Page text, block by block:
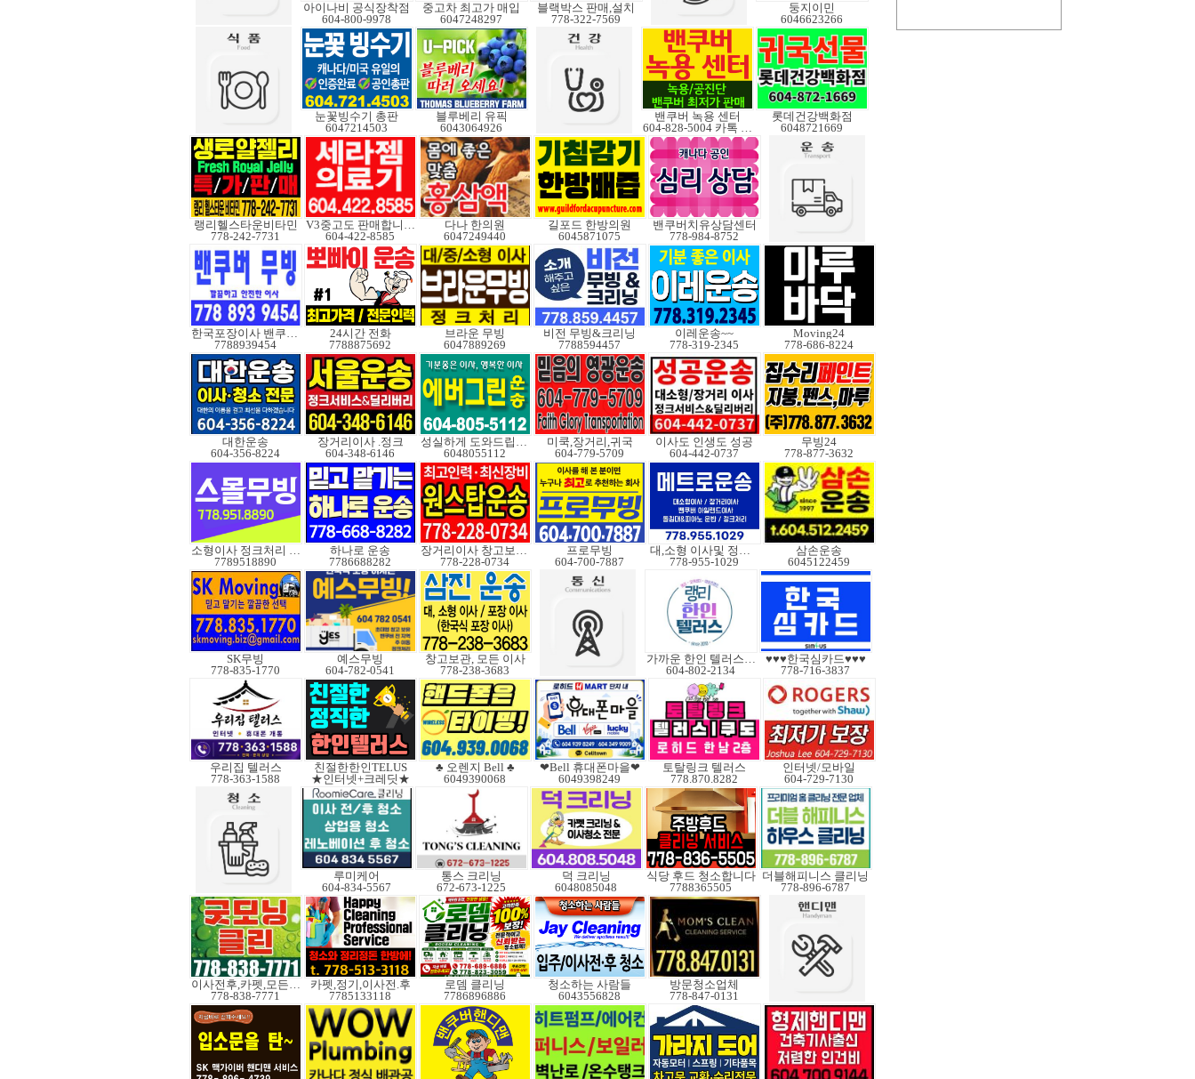
아이나비 공식장착점
604-800-9978
중고차 최고가 매입
6047248297
블랙박스 판매,설치
778-322-7569
둥지이민
6046623266
눈꽃빙수기 총판
6047214503
블루베리 유픽
6043064926
밴쿠버 녹용 센터
604-828-5004 카톡 Elkcanada
롯데건강백화점
6048721669
랭리헬스타운비타민
778-242-7731
V3중고도 판매합니다.
604-422-8585
다나 한의원
6047249440
길포드 한방의원
6045871075
밴쿠버치유상담센터
778-984-8752
한국포장이사 밴쿠버무빙
7788939454
24시간 전화
7788875692
브라운 무빙
6047889269
비전 무빙&크리닝
7788594457
이레운송~~
778-319-2345
Moving24
778-686-8224
대한운송
604-356-8224
장거리이사 .정크
604-348-6146
성실하게 도와드립니다
6048055112
미쿡,장거리,귀국
604-779-5709
이사도 인생도 성공
604-442-0737
무빙24
778-877-3632
소형이사 정크처리 무빙
7789518890
하나로 운송
7786688282
장거리이사 창고보관정크
778-228-0734
프로무빙
604-700-7887
대,소형 이사및 정크처
778-955-1029
삼손운송
6045122459
SK무빙
778-835-1770
예스무빙
604-782-0541
창고보관, 모든 이사
778-238-3683
가까운 한인 텔러스쿠도
604-802-2134
♥♥♥한국심카드♥♥♥
778-716-3837
우리집 텔러스
778-363-1588
친절한한인TELUS
★인터넷+크레딧★
♣ 오렌지 Bell ♣
6049390068
❤Bell 휴대폰마을❤
6049398249
토탈링크 텔러스
778.870.8282
인터넷/모바일
604-729-7130
루미케어
604-834-5567
통스 크리닝
672-673-1225
덕 크리닝
6048085048
식당 후드 청소합니다
7788365505
더블해피니스 클리닝
778-896-6787
이사전후,카펫,모든청소
778-838-7771
카펫,정기,이사전.후
7785133118
로뎀 클리닝
7786896886
청소하는 사람들
6043556828
방문청소업체
778-847-0131